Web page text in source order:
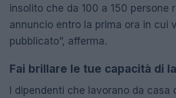
insolito che da 100 a 150 persone
annuncio entro la prima ora in cui
pubblicato”, afferma.
Fai brillare le tue capacità di
I dipendenti che lavorano da casa